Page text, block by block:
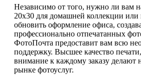
Независимо от того, нужно ли вам
20х30 для домашней коллекции или
обновить оформление офиса,
профессионально отпечатанных
ФотоПочта предоставит вам всю
поддержку. Высшее качество
внимание к каждому заказу делают
рынке фотоуслуг.